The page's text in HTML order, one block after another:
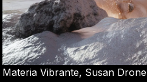
Materia Vibrante, Susan Drone